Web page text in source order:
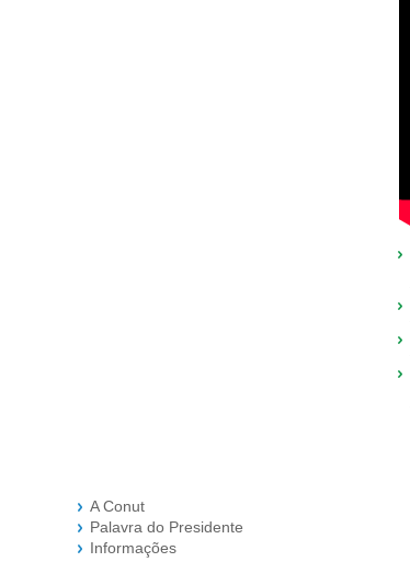
A Conut
Palavra do Presidente
Informações